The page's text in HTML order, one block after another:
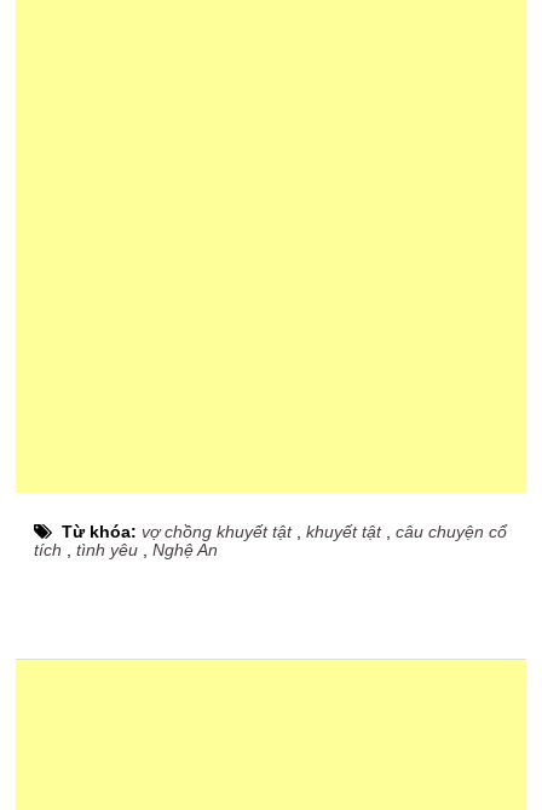
Từ khóa:vợ chồng khuyết tật,khuyết tật,câu chuyện cổ
tích ,tình yêu ,Nghệ An